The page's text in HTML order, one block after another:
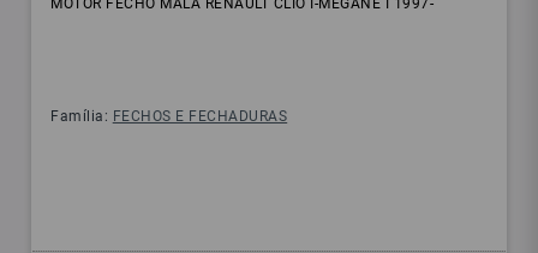
MOTOR FECHO MALA RENAULT CLIO I-MEGANE I 1997-
Família: FECHOS E FECHADURAS